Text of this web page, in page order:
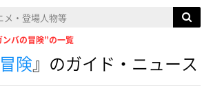
ンバの冒険”の一覧
険』 のガイド・ニュース